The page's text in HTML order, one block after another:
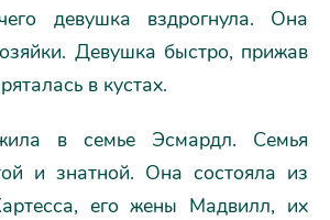
девушка вздрогнула. Она
Девушка быстро, прижав
в кустах.
в семье Эсмардл. Семья
и знатной. Она состояла из
его жены Мадвилл, их